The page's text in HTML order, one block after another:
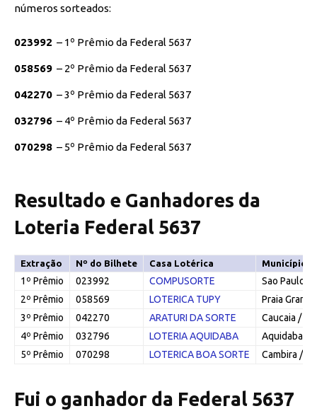
números sorteados:
023992 – 1º Prêmio da Federal 5637
058569 – 2º Prêmio da Federal 5637
042270 – 3º Prêmio da Federal 5637
032796 – 4º Prêmio da Federal 5637
070298 – 5º Prêmio da Federal 5637
Resultado e Ganhadores da
Loteria Federal 5637
Extração Nº do Bilhete Casa Lotérica Município/
1º Prêmio 023992 COMPUSORTE
Sao Paulo /
2º Prêmio
058569 LOTERICA TUPY
Praia
3º Prêmio
042270 ARATURI DA SORTE
Caucaia / CE
4º Prêmio
032796 LOTERIA AQUIDABA
Aquidaba /
5º Prêmio
070298 LOTERICA BOA SORTE Cambira / PR
Fui o ganhador da Federal 5637